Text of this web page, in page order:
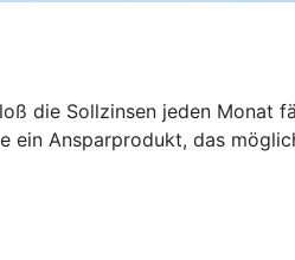
die Sollzinsen jeden Monat
ein Ansparprodukt, das